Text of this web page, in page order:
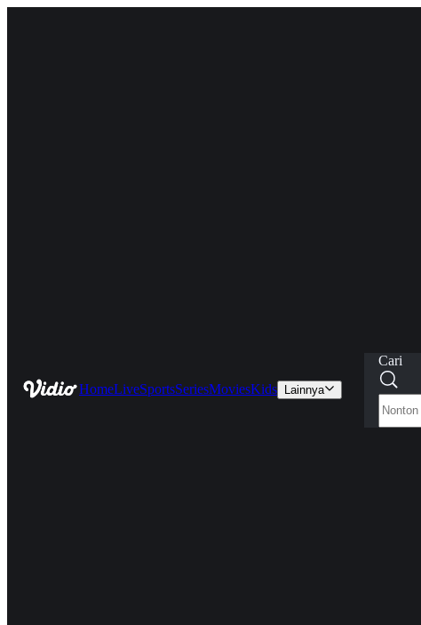
HomeLiveSportsSeriesMoviesKids Lainnya
Cari